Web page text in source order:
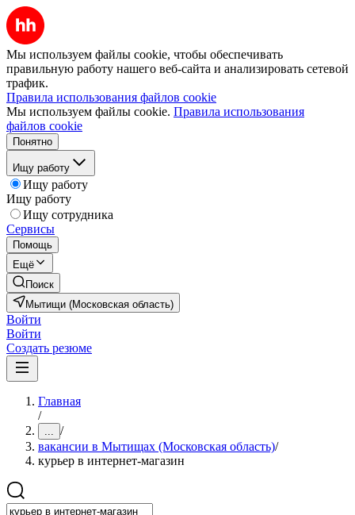
Мы используем файлы cookie, чтобы обеспечивать
правильную работу нашего веб-сайта и анализировать сетевой
трафик.
Правила использования файлов cookie
Мы используем файлы cookie. Правила использования
файлов cookie
Понятно
Ищу работу
Ищу работу
Ищу работу
Ищу сотрудника
Сервисы
Помощь
Ещё
Поиск
Мытищи (Московская область)
Войти
Войти
Создать резюме
Главная
/
... /
вакансии в Мытищах (Московская область)/
курьер в интернет-магазин